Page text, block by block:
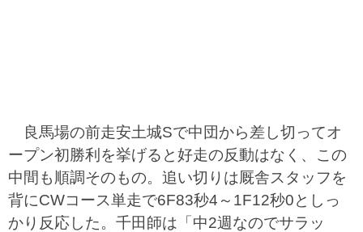
良馬場の前走安土城Sで中団から差し切ってオ
ープン初勝利を挙げると好走の反動はなく、この
中間も順調そのもの。追い切りは厩舎スタッフを
背にCWコース単走で6F83秒4～1F12秒0としっ
かり反応した。千田師は「中2週なのでサラッ